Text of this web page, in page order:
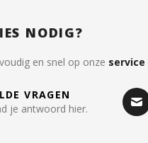
NODIG?
en snel op onze service
VRAGEN
je antwoord hier.